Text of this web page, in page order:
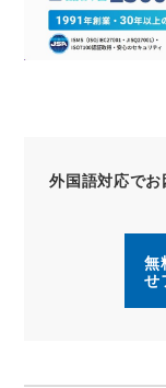
外国語対応で
無
せ